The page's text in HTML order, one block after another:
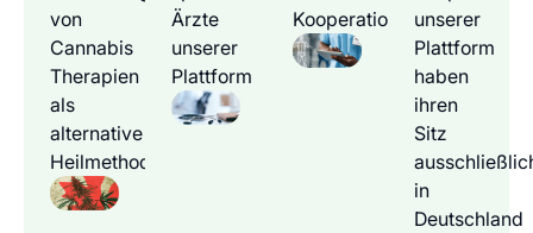
von
Cannabis
Therapien
als
alternative
Heilmethode
Ärzte
unserer
Plattform
Kooperationsärzte
unserer
Plattform
haben
ihren
Sitz
in
Deutschland